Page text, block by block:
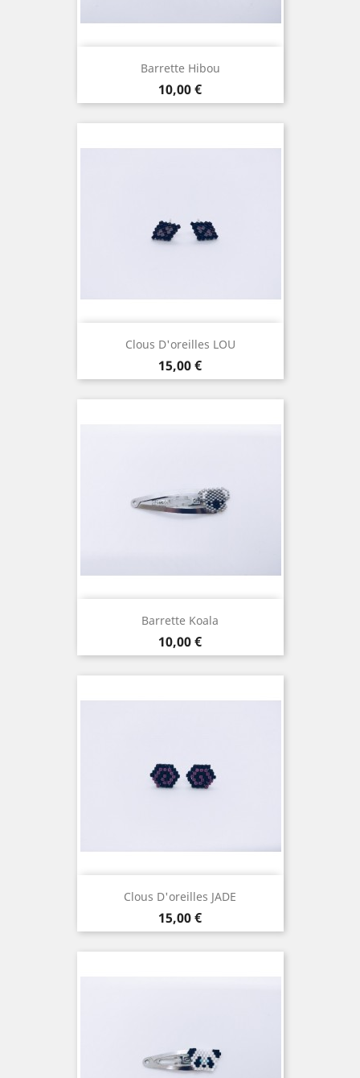
Barrette Hibou
Prix
10,00 €
Clous D'oreilles LOU
Prix
15,00 €
Barrette Koala
Prix
10,00 €
Clous D'oreilles JADE
Prix
15,00 €